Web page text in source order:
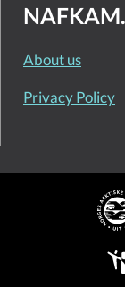
About us
Privacy Policy